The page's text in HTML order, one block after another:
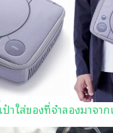
าใส่ของที่จำลองมาจาก